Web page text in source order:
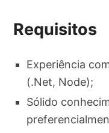
Requisitos
Experiência
(.Net, Node);
Sólido